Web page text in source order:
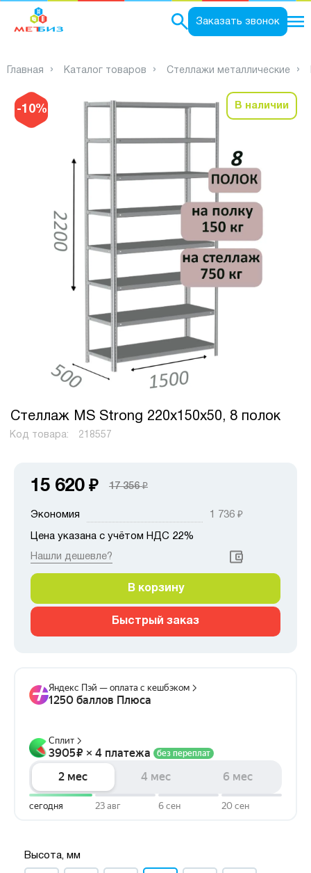
Заказать звонок
Главная Каталог товаров Стеллажи металлические
-10% В наличии
Стеллаж MS Strong 220х150х50, 8 полок
Код товара: 218557
15 620 ₽ 17 356₽
Экономия 1 736 ₽
Цена указана с учётом НДС 22%
Нашли дешевле?
В корзину
Быстрый заказ
Высота, мм